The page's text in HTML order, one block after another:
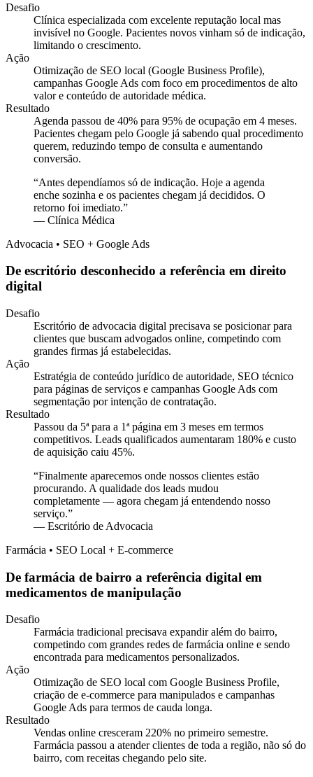
Desafio
Clínica especializada com excelente reputação local mas
invisível no Google. Pacientes novos vinham só de indicação,
limitando o crescimento.
Ação
Otimização de SEO local (Google Business Profile),
campanhas Google Ads com foco em procedimentos de alto
valor e conteúdo de autoridade médica.
Resultado
Agenda passou de 40% para 95% de ocupação em 4 meses.
Pacientes chegam pelo Google já sabendo qual procedimento
querem, reduzindo tempo de consulta e aumentando
conversão.
“Antes dependíamos só de indicação. Hoje a agenda
enche sozinha e os pacientes chegam já decididos. O
retorno foi imediato.”
— Clínica Médica
Advocacia • SEO + Google Ads
De escritório desconhecido a referência em direito
digital
Desafio
Escritório de advocacia digital precisava se posicionar para
clientes que buscam advogados online, competindo com
grandes firmas já estabelecidas.
Ação
Estratégia de conteúdo jurídico de autoridade, SEO técnico
para páginas de serviços e campanhas Google Ads com
segmentação por intenção de contratação.
Resultado
Passou da 5ª para a 1ª página em 3 meses em termos
competitivos. Leads qualificados aumentaram 180% e custo
de aquisição caiu 45%.
“Finalmente aparecemos onde nossos clientes estão
procurando. A qualidade dos leads mudou
completamente — agora chegam já entendendo nosso
serviço.”
— Escritório de Advocacia
Farmácia • SEO Local + E-commerce
De farmácia de bairro a referência digital em
medicamentos de manipulação
Desafio
Farmácia tradicional precisava expandir além do bairro,
competindo com grandes redes de farmácia online e sendo
encontrada para medicamentos personalizados.
Ação
Otimização de SEO local com Google Business Profile,
criação de e-commerce para manipulados e campanhas
Google Ads para termos de cauda longa.
Resultado
Vendas online cresceram 220% no primeiro semestre.
Farmácia passou a atender clientes de toda a região, não só do
bairro, com receitas chegando pelo site.